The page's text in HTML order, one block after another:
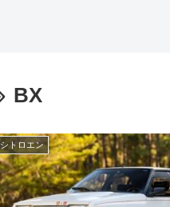
BX
シトロエン